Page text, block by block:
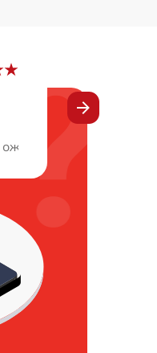
Спасибо за
Мастера